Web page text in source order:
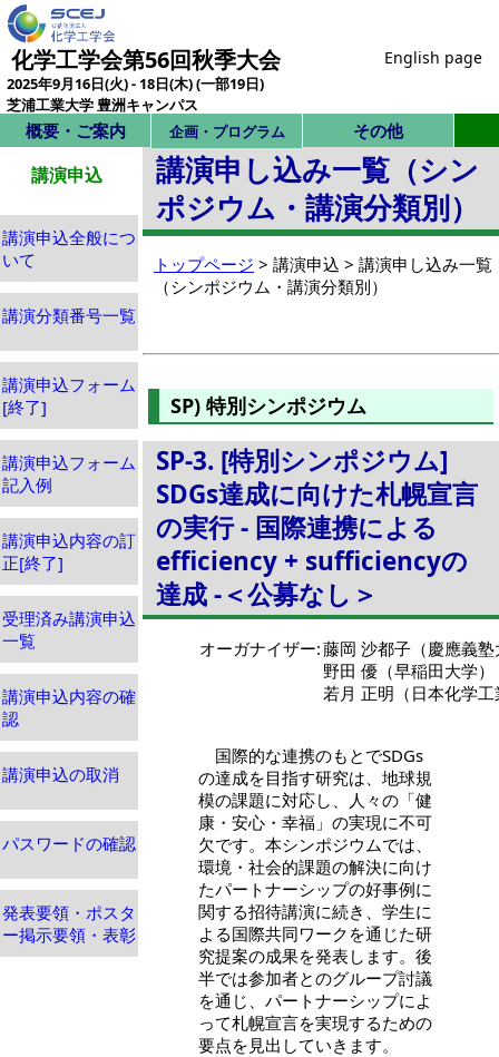
化学工学会第56回秋季大会
2025年9月16日(火) - 18日(木) (一部19日)
芝浦工業大学 豊洲キャンパス
English page
概要・ご案内 企画・プログラム その他
講演申込
講演申込全般につ
いて
講演分類番号一覧
講演申込フォーム
[終了]
講演申込フォーム
記入例
講演申込内容の訂
正[終了]
受理済み講演申込
一覧
講演申込内容の確
認
講演申込の取消
パスワードの確認
発表要領・ポスタ
ー掲示要領・表彰
講演申し込み一覧（シン
ポジウム・講演分類別）
トップページ > 講演申込 > 講演申し込み一覧
（シンポジウム・講演分類別）
SP) 特別シンポジウム
SP-3. [特別シンポジウム]
SDGs達成に向けた札幌宣言
の実行 - 国際連携による
efficiency + sufficiencyの
達成 -＜公募なし＞
オーガナイザー:藤岡 沙都子（慶應義
野田 優（早稲田大学）
若月 正明（日本化学
国際的な連携のもとでSDGs
の達成を目指す研究は、地球規
模の課題に対応し、人々の「健
康・安心・幸福」の実現に不可
欠です。本シンポジウムでは、
環境・社会的課題の解決に向け
たパートナーシップの好事例に
関する招待講演に続き、学生に
よる国際共同ワークを通じた研
究提案の成果を発表します。後
半では参加者とのグループ討議
を通じ、パートナーシップによ
って札幌宣言を実現するための
要点を見出していきます。